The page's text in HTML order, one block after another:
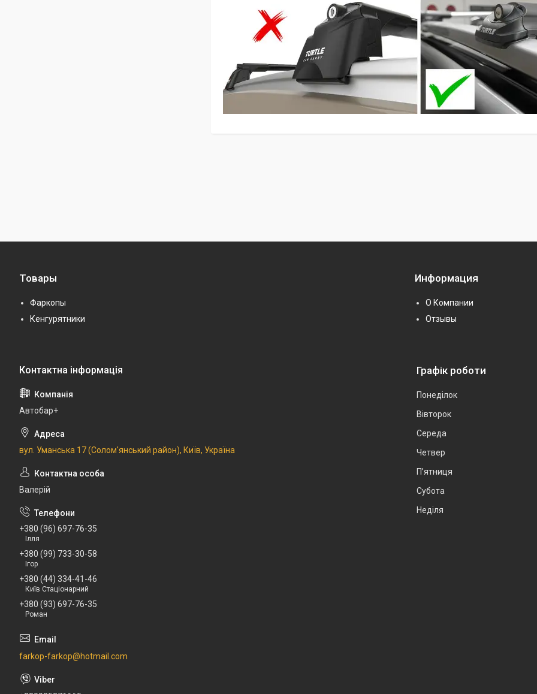
Товары
Фаркопы
Кенгурятники
Информация
О Компании
Отзывы
Автобар+
вул. Уманська 17 (Солом'янський район), Київ, Україна
Валерій
+380 (96) 697-76-35
Ілля
+380 (99) 733-30-58
Ігор
+380 (44) 334-41-46
Київ Стаціонарний
+380 (93) 697-76-35
Роман
farkop-farkop@hotmail.com
Графік роботи
Понеділок
Вівторок
Середа
Четвер
Пʼятниця
Субота
Неділя